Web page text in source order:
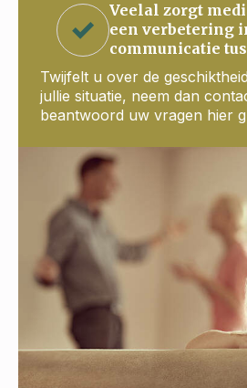
Veelal zorgt
een verbetering
communicatie
Twijfelt u over de
jullie situatie, neem dan
beantwoord uw vragen hier